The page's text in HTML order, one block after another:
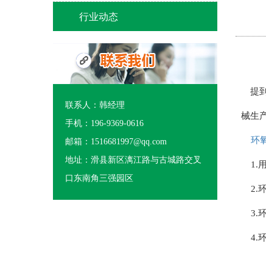
行业动态
联系人：韩经理
手机：196-9369-0616
邮箱：1516681997@qq.com
地址：滑县新区漓江路与古城路交叉
口东南角三强园区
提到
械生
环
1.用
2.环
3.环
4.环